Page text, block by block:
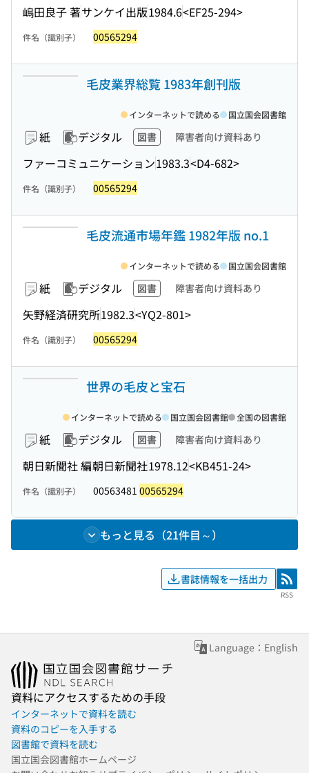
嶋田良子 著サンケイ出版1984.6<EF25-294>
件名（識別子） 00565294
毛皮業界総覧 1983年創刊版
紙 デジタル 図書 障害者向け資料あり
ファーコミュニケーション1983.3<D4-682>
インターネットで読める 国立国会図書館
件名（識別子） 00565294
毛皮流通市場年鑑 1982年版 no.1
紙 デジタル 図書 障害者向け資料あり
矢野経済研究所1982.3<YQ2-801>
インターネットで読める 国立国会図書館
件名（識別子） 00565294
世界の毛皮と宝石
紙 デジタル 図書 障害者向け資料あり
朝日新聞社 編朝日新聞社1978.12<KB451-24>
インターネットで読める 国立国会図書館 全国の図書館
件名（識別子） 00563481 00565294
もっと見る（21件目～）
書誌情報を一括出力 RSS
RSS
Language：English
資料にアクセスするための手段
インターネットで資料を読む
資料のコピーを入手する
図書館で資料を読む
国立国会図書館ホームページ